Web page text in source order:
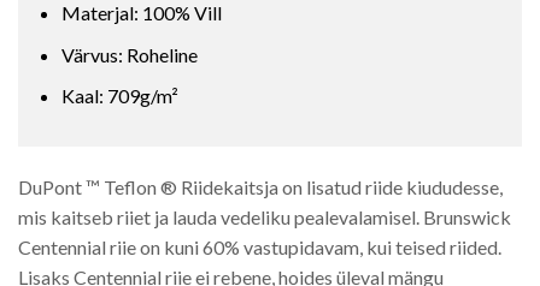
Materjal: 100% Vill
Värvus: Roheline
Kaal: 709g/m²
DuPont ™ Teflon ® Riidekaitsja on lisatud riide kiududesse,
mis kaitseb riiet ja lauda vedeliku pealevalamisel. Brunswick
Centennial riie on kuni 60% vastupidavam, kui teised riided.
Lisaks Centennial riie ei rebene, hoides üleval mängu